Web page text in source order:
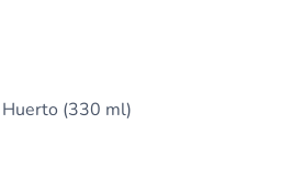
Huerto (330 ml)